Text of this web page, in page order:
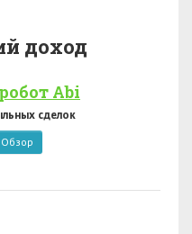
доход
Abi
сделок
Обзор